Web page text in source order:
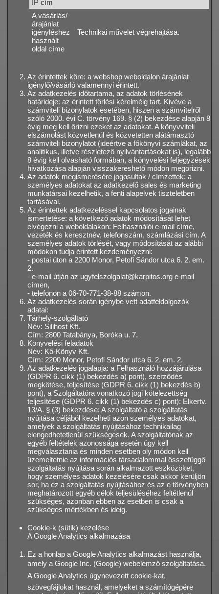
IP cím
A vásárlás/
árajánlat
igényléshez
használt
oldal címe
Technikai művelet végrehajtása.
Az érintettek köre: a webshop weboldalon árajánlat
igénylő/vásárló valamennyi érintett.
Az adatkezelés időtartama, az adatok törlésének
határideje: az érintett törlési kérelméig tart. Kivéve a
számviteli bizonylatok esetében, hiszen a számvitelről
szóló 2000. évi C. törvény 169. § (2) bekezdése alapján 8
évig meg kell őrizni ezeket az adatokat. A könyvviteli
elszámolást közvetlenül és közvetetten alátámasztó
számviteli bizonylatot (ideértve a főkönyvi számlákat, az
analitikus, illetve részletező nyilvántartásokat is), legalább
8 évig kell olvasható formában, a könyvelési feljegyzések
hivatkozása alapján visszakereshető módon megorizni.
Az adatok megismerésére jogosultak / címzettek: a
személyes adatokat az adatkezelő sales és marketing
munkatársai kezelhetik, a fenti alapelvek tiszteletben
tartásával.
Az érintettek adatkezeléssel kapcsolatos jogainak
ismertetése: a következő adatok módosítását lehet
elvégezni a weboldalakon: Felhasználói e-mail címe,
vezeték és keresztnév, telefonszám, számlázási cím. A
személyes adatok törlését, vagy módosítását az alábbi
módokon tudja érintett kezdeményezni:
- postai úton a 2200 Monor, Petofi Sándor utca 6. 2. em.
2.
- e-mail útján az ugyfelszolgalat@karpitos.org e-mail
címen,
- telefonon a 06-70-771-38-88 számon.
Az adatkezelés során igénybe vett adatfeldolgozók
adatai:
Tárhely-szolgáltató
Név: Silihost Kft.
Cím: 2800 Tatabánya, Boróka u. 7.
Könyvelési feladatok
Név: Kő-Könyv Kft.
Cím: 2200 Monor, Petofi Sándor utca 6. 2. em. 2.
Az adatkezelés jogalapja: a Felhasználó hozzájárulása
(GDPR 6. cikk (1) bekezdés a) pont), szerződés
megkötése, teljesítése (GDPR 6. cikk (1) bekezdés b)
pont), a Szolgáltatóra vonatkozó jogi kötelezettség
teljesítése (GDPR 6. cikk (1) bekezdés c) pont): Elkertv.
13/A. § (3) bekezdése: A szolgáltató a szolgáltatás
nyújtása céljából kezelheti azon személyes adatokat,
amelyek a szolgáltatás nyújtásához technikailag
elengedhetetlenül szükségesek. A szolgáltatónak az
egyéb feltételek azonossága esetén úgy kell
megválasztania és minden esetben oly módon kell
üzemeltetnie az információs társadalommal összefüggő
szolgáltatás nyújtása során alkalmazott eszközöket,
hogy személyes adatok kezelésére csak akkor kerüljön
sor, ha ez a szolgáltatás nyújtásához és az e törvényben
meghatározott egyéb célok teljesüléséhez feltétlenül
szükséges, azonban ebben az esetben is csak a
szükséges mértékben és ideig.
Cookie-k (sütik) kezelése
A Google Analytics alkalmazása
Ez a honlap a Google Analytics alkalmazást használja,
amely a Google Inc. (Google) webelemző szolgáltatása.
A Google Analytics úgynevezett cookie-kat,
szövegfájlokat használ, amelyeket a számítógépére